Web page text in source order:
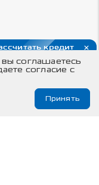
соглашаетесь
согласие с
Принять
кредит